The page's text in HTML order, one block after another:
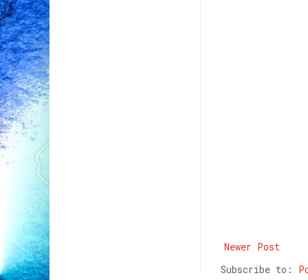
Newer Post
Subscribe to: